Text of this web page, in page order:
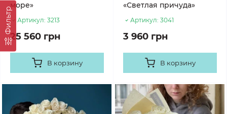
Фильтр
море»
Артикул: 3213
25 560 грн
В корзину
«Светлая причуда»
Артикул: 3041
3 960 грн
В корзину